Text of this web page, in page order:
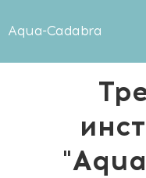
Aqua-Cadabra